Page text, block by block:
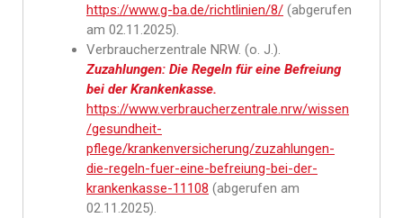
https://www.g-ba.de/richtlinien/8/ (abgerufen
am 02.11.2025).
Verbraucherzentrale NRW. (o. J.).
Zuzahlungen: Die Regeln für eine Befreiung
bei der Krankenkasse.
https://www.verbraucherzentrale.nrw/wissen
/gesundheit-
pflege/krankenversicherung/zuzahlungen-
die-regeln-fuer-eine-befreiung-bei-der-
krankenkasse-11108 (abgerufen am
02.11.2025).